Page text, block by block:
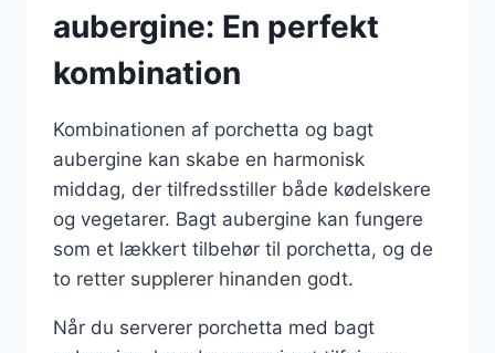
aubergine: En perfekt
kombination
Kombinationen af porchetta og bagt
aubergine kan skabe en harmonisk
middag, der tilfredsstiller både kødelskere
og vegetarer. Bagt aubergine kan fungere
som et lækkert tilbehør til porchetta, og de
to retter supplerer hinanden godt.
Når du serverer porchetta med bagt